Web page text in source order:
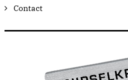
Contact